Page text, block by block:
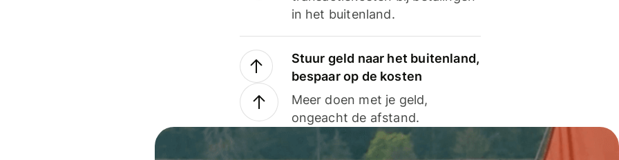
in het buitenland.
Stuur geld naar het buitenland,
bespaar op de kosten
Meer doen met je geld,
ongeacht de afstand.